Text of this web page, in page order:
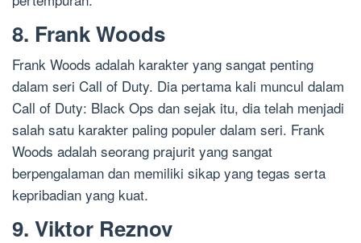
8. Frank Woods
Frank Woods adalah karakter yang sangat penting
dalam seri Call of Duty. Dia pertama kali muncul dalam
Call of Duty: Black Ops dan sejak itu, dia telah menjadi
salah satu karakter paling populer dalam seri. Frank
Woods adalah seorang prajurit yang sangat
berpengalaman dan memiliki sikap yang tegas serta
kepribadian yang kuat.
9. Viktor Reznov